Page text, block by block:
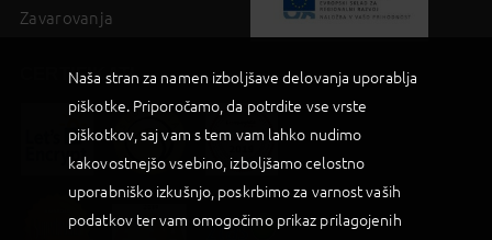
Zavarovanja
CERTIFIKATI
Naša stran za namen izboljšave delovanja uporablja
piškotke. Priporočamo, da potrdite vse vrste
piškotkov, saj vam s tem vam lahko nudimo
kakovostnejšo vsebino, izboljšamo celostno
uporabniško izkušnjo, poskrbimo za varnost vaših
podatkov ter vam omogočimo prikaz prilagojenih